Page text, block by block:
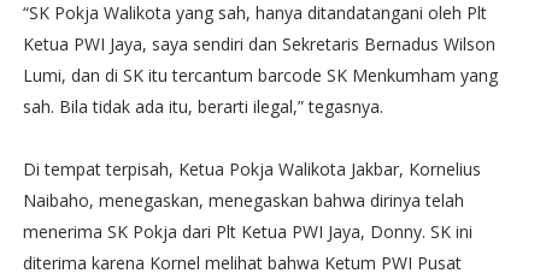
“SK Pokja Walikota yang sah, hanya ditandatangani oleh Plt
Ketua PWI Jaya, saya sendiri dan Sekretaris Bernadus Wilson
Lumi, dan di SK itu tercantum barcode SK Menkumham yang
sah. Bila tidak ada itu, berarti ilegal,” tegasnya.
Di tempat terpisah, Ketua Pokja Walikota Jakbar, Kornelius
Naibaho, menegaskan, menegaskan bahwa dirinya telah
menerima SK Pokja dari Plt Ketua PWI Jaya, Donny. SK ini
diterima karena Kornel melihat bahwa Ketum PWI Pusat